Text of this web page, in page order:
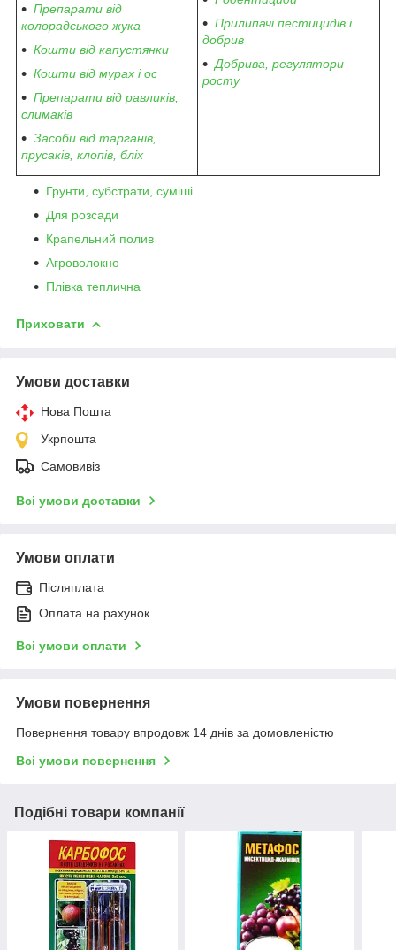
Препарати від
колорадського жука
Кошти від капустянки
Кошти від мурах і ос
Препарати від равликів,
слимаків
Засоби від тарганів,
прусаків, клопів, бліх
Прилипачі пестицидів і
добрив
Добрива, регулятори
росту
Грунти, субстрати, суміші
Для розсади
Крапельний полив
Агроволокно
Плівка теплична
Приховати
Умови доставки
Нова Пошта
Укрпошта
Самовивіз
Всі умови доставки
Умови оплати
Післяплата
Оплата на рахунок
Всі умови оплати
Умови повернення
Повернення товару впродовж 14 днів за домовленістю
Всі умови повернення
Подібні товари компанії